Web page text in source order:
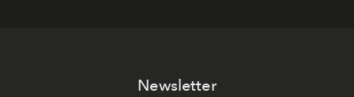
Newsletter